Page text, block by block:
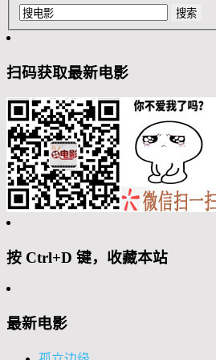
扫码获取最新电影
按 Ctrl+D 键，收藏本站
最新电影